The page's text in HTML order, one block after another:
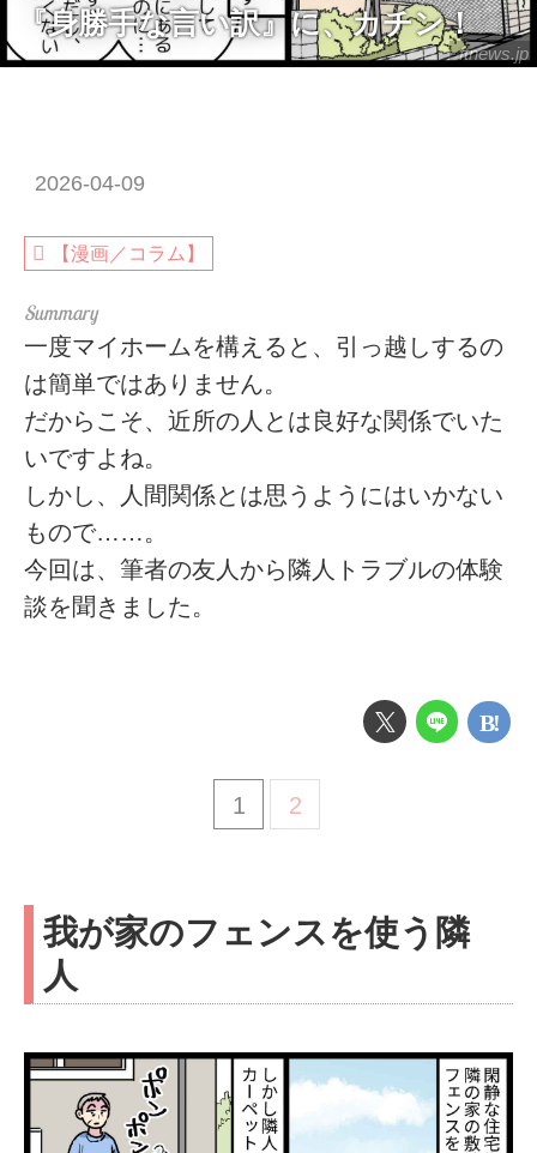
ftnews.jp
『身勝手な言い訳』に、カチン！
2026-04-09
【漫画／コラム】
一度マイホームを構えると、引っ越しするの
は簡単ではありません。
だからこそ、近所の人とは良好な関係でいた
いですよね。
しかし、人間関係とは思うようにはいかない
もので……。
今回は、筆者の友人から隣人トラブルの体験
談を聞きました。
1 2
我が家のフェンスを使う隣
人